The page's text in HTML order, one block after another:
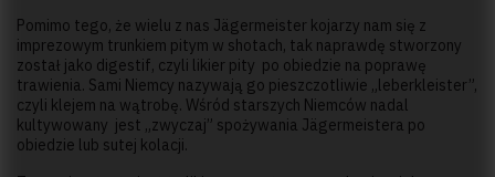
Pomimo tego, że wielu z nas Jägermeister kojarzy nam się z
imprezowym trunkiem pitym w shotach, tak naprawdę stworzony
został jako digestif, czyli likier pity po obiedzie na poprawę
trawienia. Sami Niemcy nazywają go pieszczotliwie „leberkleister”,
czyli klejem na wątrobę. Wśród starszych Niemców nadal
kultywowany jest „zwyczaj” spożywania Jägermeistera po
obiedzie lub sutej kolacji.